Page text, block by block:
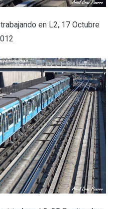
en L2, 17 Octubre